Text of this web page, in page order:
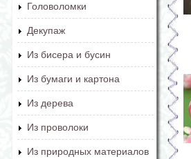
Головоломки
Декупаж
Из бисера и бусин
Из бумаги и картона
Из дерева
Из проволоки
Из природных материалов